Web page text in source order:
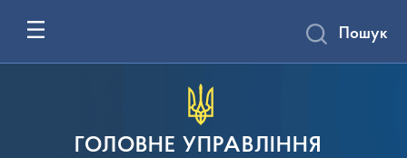
ГОЛОВНЕ УПРАВЛІННЯ
Пошук